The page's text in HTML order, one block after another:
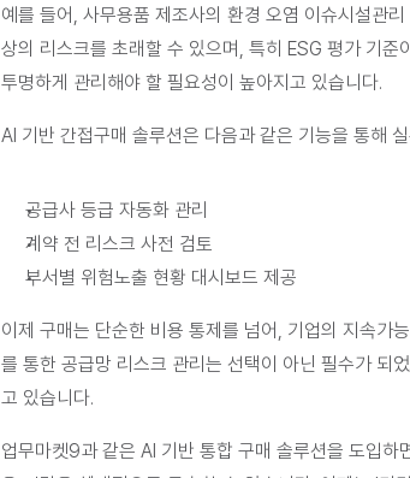
예를 들어, 사무용품 제조사의 환경 오염 이슈시설관
상의 리스크를 초래할 수 있으며, 특히 ESG 평가 기준
투명하게 관리해야 할 필요성이 높아지고 있습니다.
AI 기반 간접구매 솔루션은 다음과 같은 기능을 통해
공급사 등급 자동화 관리
계약 전 리스크 사전 검토
부서별 위험노출 현황 대시보드 제공
이제 구매는 단순한 비용 통제를 넘어, 기업의 지속가
를 통한 공급망 리스크 관리는 선택이 아닌 필수가 되
고 있습니다.
업무마켓9과 같은 AI 기반 통합 구매 솔루션을 도입